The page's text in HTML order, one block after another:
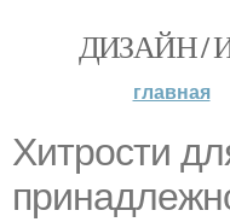
ДИЗАЙН /
главная
Хитрости